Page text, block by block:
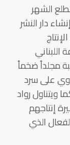
الشهر
تاريخ إنشاء دار النشر
اللبناني
مجلداً ضخماً
على سرد
ويتناول رواد
إنتاجهم
الذي